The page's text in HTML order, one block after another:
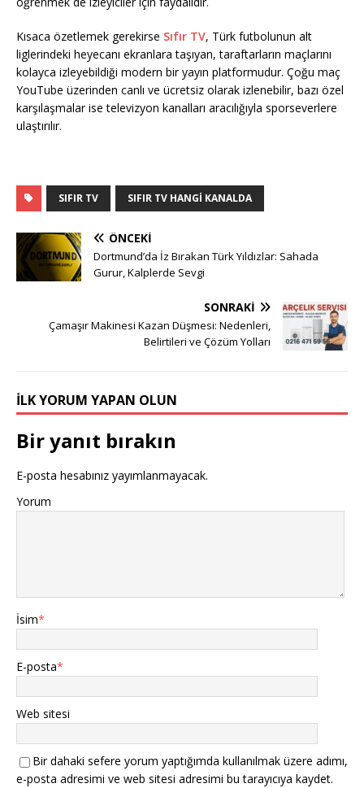
Kısaca özetlemek gerekirse Sıfır TV, Türk futbolunun alt
liglerindeki heyecanı ekranlara taşıyan, taraftarların maçlarını
kolayca izleyebildiği modern bir yayın platformudur. Çoğu maç
YouTube üzerinden canlı ve ücretsiz olarak izlenebilir, bazı özel
karşılaşmalar ise televizyon kanalları aracılığıyla sporseverlere
ulaştırılır.
SIFIR TV SIFIR TV HANGI KANALDA
ÖNCEKI
Dortmund’da İz Bırakan Türk Yıldızlar: Sahada
Gurur, Kalplerde Sevgi
SONRAKI
Çamaşır Makinesi Kazan Düşmesi: Nedenleri,
Belirtileri ve Çözüm Yolları
İLK YORUM YAPAN OLUN
Bir yanıt bırakın
E-posta hesabınız yayımlanmayacak.
Yorum
İsim*
E-posta*
Web sitesi
Bir dahaki sefere yorum yaptığımda kullanılmak üzere adımı,
e-posta adresimi ve web sitesi adresimi bu tarayıcıya kaydet.